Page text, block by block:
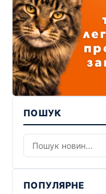
ПОШУК
ПОПУЛЯРНЕ